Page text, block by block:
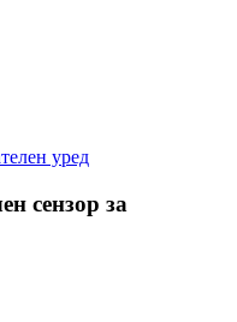
уред
сензор за